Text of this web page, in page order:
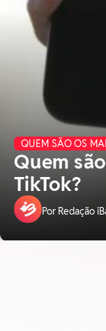
QUEM SÃO OS
Quem
TikTok?
Por Redação